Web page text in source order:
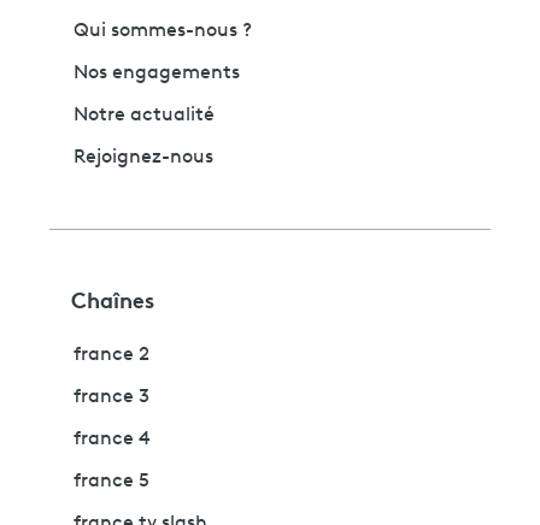
Qui sommes-nous ?
Nos engagements
Notre actualité
Rejoignez-nous
Chaînes
france 2
france 3
france 4
france 5